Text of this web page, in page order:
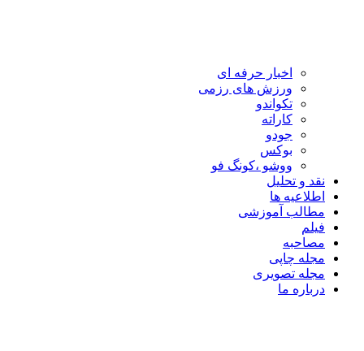
اخبار حرفه ای
ورزش های رزمی
تکواندو
کاراته
جودو
بوکس
ووشو ،کونگ فو
نقد و تحلیل
اطلاعیه ها
مطالب آموزشی
فیلم
مصاحبه
مجله چاپی
مجله تصویری
درباره ما